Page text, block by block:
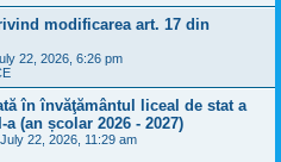
modificarea art. 17 din
22, 2026, 6:26 pm
în învăţământul liceal de stat a
(an școlar 2026 - 2027)
July 22, 2026, 11:29 am